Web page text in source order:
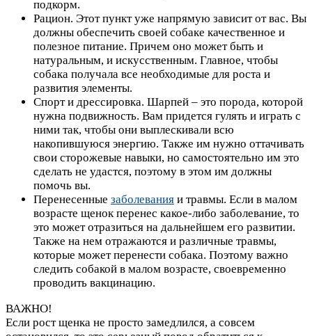
подкорм.
Рацион. Этот пункт уже напрямую зависит от вас. Вы
должны обеспечить своей собаке качественное и
полезное питание. Причем оно может быть и
натуральным, и искусственным. Главное, чтобы
собака получала все необходимые для роста и
развития элементы.
Спорт и дрессировка. Шарпей – это порода, которой
нужна подвижность. Вам придется гулять и играть с
ними так, чтобы они выплескивали всю
накопившуюся энергию. Также им нужно оттачивать
свои сторожевые навыки, но самостоятельно им это
сделать не удастся, поэтому в этом им должны
помочь вы.
Перенесенные заболевания и травмы. Если в малом
возрасте щенок перенес какое-либо заболевание, то
это может отразиться на дальнейшем его развитии.
Также на нем отражаются и различные травмы,
которые может перенести собака. Поэтому важно
следить собакой в малом возрасте, своевременно
проводить вакцинацию.
ВАЖНО!
Если рост щенка не просто замедлился, а совсем